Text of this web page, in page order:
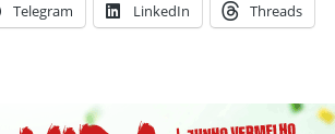
Telegram LinkedIn Threads